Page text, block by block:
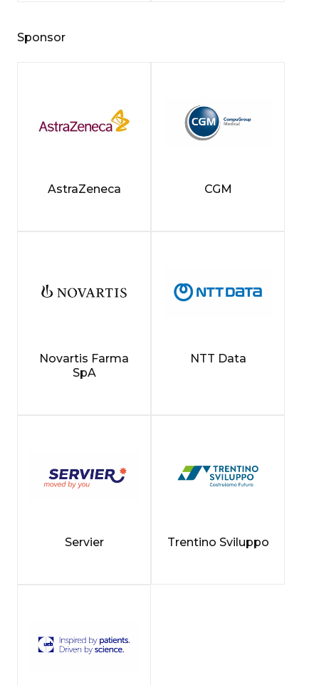
Sponsor
AstraZeneca CGM
Novartis Farma
SpA
NTT Data
Servier Trentino Sviluppo